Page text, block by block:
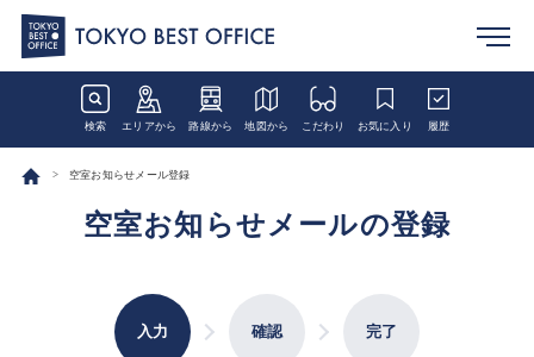
検索 エリアから 路線から 地図から こだわり お気に入り 履歴
空室お知らせメール登録
空室お知らせメールの登録
入力 確認 完了